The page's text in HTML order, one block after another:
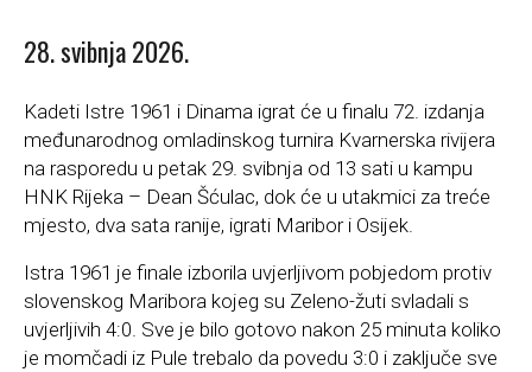
28. svibnja 2026.
Kadeti Istre 1961 i Dinama igrat će u finalu 72. izdanja
međunarodnog omladinskog turnira Kvarnerska rivijera
na rasporedu u petak 29. svibnja od 13 sati u kampu
HNK Rijeka – Dean Šćulac, dok će u utakmici za treće
mjesto, dva sata ranije, igrati Maribor i Osijek.
Istra 1961 je finale izborila uvjerljivom pobjedom protiv
slovenskog Maribora kojeg su Zeleno-žuti svladali s
uvjerljivih 4:0. Sve je bilo gotovo nakon 25 minuta koliko
je momčadi iz Pule trebalo da povedu 3:0 i zaključe sve